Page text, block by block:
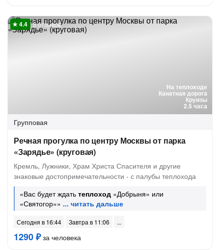
На теплоходе
Канатная дорога
Круизы
2.5 часа
5 отзывов
Групповая
Речная прогулка по центру Москвы от парка
«Зарядье» (круговая)
Кремль, Лужники, Храм Христа Спасителя и другие
знаковые достопримечательности - с палубы теплохода
«Вас будет ждать теплоход «Добрыня» или
«Святогор»»
Сегодня в 16:44 Завтра в 11:06
1290 ₽за человека